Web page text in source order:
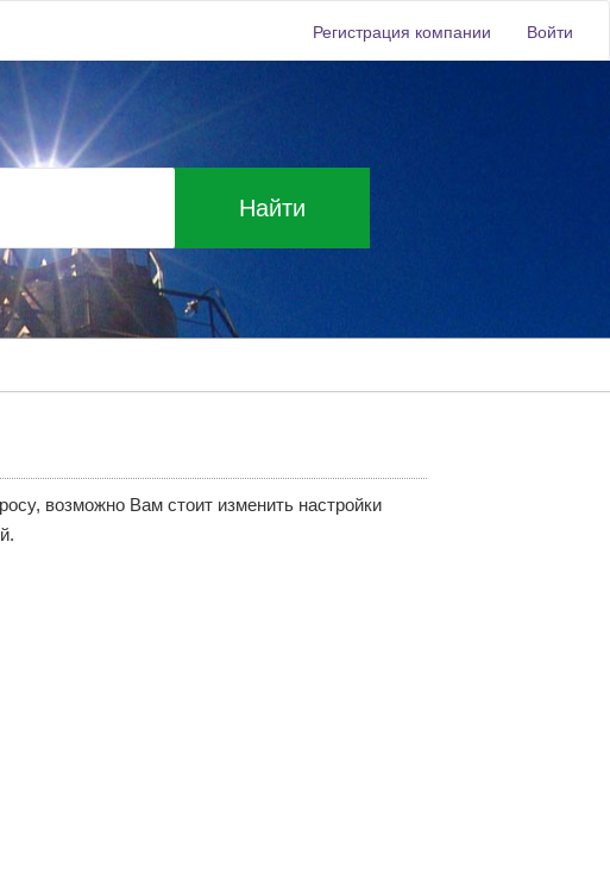
Регистрация компании Войти
Найти
возможно Вам стоит изменить настройки